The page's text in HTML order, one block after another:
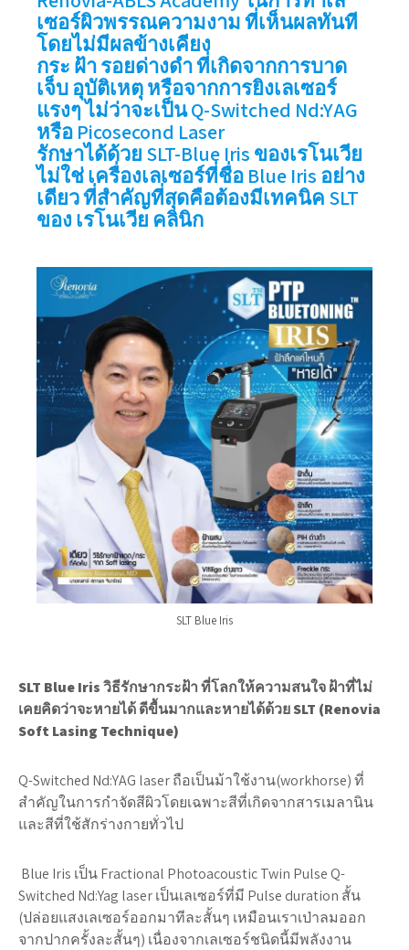
เซอร์ผิวพรรณความงาม ที่เห็นผลทันที
โดยไม่มีผลข้างเคียง
กระ ฝ้า รอยด่างดำ ที่เกิดจากการบาด
เจ็บ อุบัติเหตุ หรือจากการยิงเลเซอร์
แรงๆ ไม่ว่าจะเป็น Q-Switched Nd:YAG
หรือ Picosecond Laser
รักษาได้ด้วย SLT-Blue Iris ของเรโนเวีย
ไม่ใช่ เครื่องเลเซอร์ที่ชื่อ Blue Iris อย่าง
เดียว ที่สำคัญที่สุดคือต้องมีเทคนิค SLT
ของ เรโนเวีย คลินิก
SLT Blue Iris
SLT Blue Iris วิธีรักษากระฝ้า ที่โลกให้ความสนใจ ฝ้าที่ไม่
เคยคิดว่าจะหายได้ ดีขื้นมากและหายได้ด้วย SLT (Renovia
Soft Lasing Technique)
Q-Switched Nd:YAG laser ถือเป็นม้าใช้งาน(workhorse) ที่
สำคัญในการกำจัดสีผิวโดยเฉพาะสีที่เกิดจากสารเมลานิน
และสีที่ใช้สักร่างกายทั่วไป
Blue Iris เป็น Fractional Photoacoustic Twin Pulse Q-
Switched Nd:Yag laser เป็นเลเซอร์ที่มี Pulse duration สั้น
(ปล่อยแสงเลเซอร์ออกมาทีละสั้นๆ เหมือนเราเป่าลมออก
จากปากครั้งละสั้นๆ) เนื่องจากเลเซอร์ชนิดนี้มีพลังงาน